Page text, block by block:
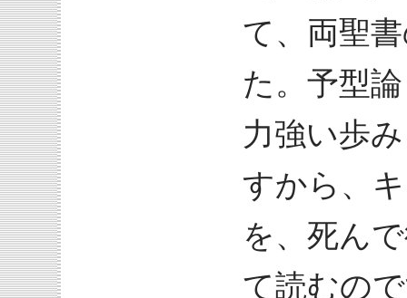
て、両聖
た。予型
力強い歩
すから、
を、死ん
て読むの